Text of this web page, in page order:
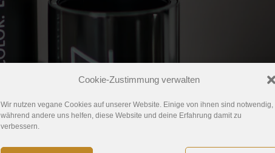
Cookie-Zustimmung verwalten
Wir nutzen vegane Cookies auf unserer Website. Einige von ihnen sind notwendig,
während andere uns helfen, diese Website und deine Erfahrung damit zu
verbessern.